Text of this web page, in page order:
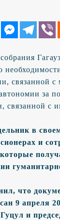
связанной с
за
связанной с
в
и
что
9 апреля
и